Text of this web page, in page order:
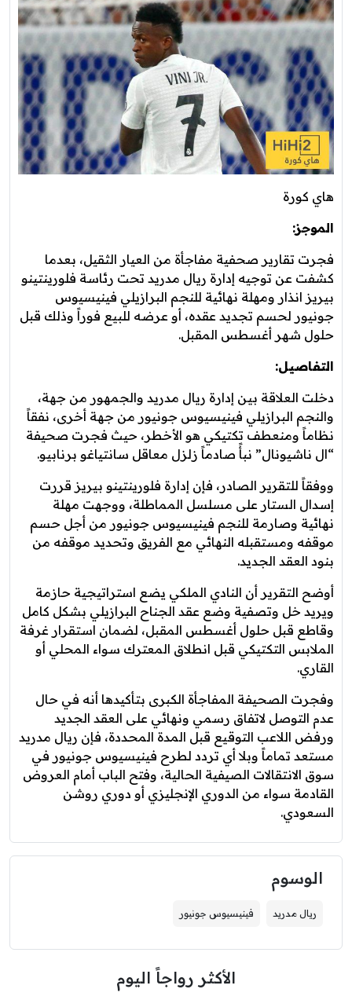
هاي كورة
الموجز:
فجرت تقارير صحفية مفاجأة من العيار الثقيل، بعدما
كشفت عن توجيه إدارة ريال مدريد تحت رئاسة فلورينتينو
بيريز انذار ومهلة نهائية للنجم البرازيلي فينيسيوس
جونيور لحسم تجديد عقده، أو عرضه للبيع فوراً وذلك قبل
حلول شهر أغسطس المقبل.
التفاصيل:
دخلت العلاقة بين إدارة ريال مدريد والجمهور من جهة،
والنجم البرازيلي فينيسيوس جونيور من جهة أخرى، نفقاً
نظاماً ومنعطف تكتيكي هو الأخطر، حيث فجرت صحيفة
“ال ناشيونال” نبأً صادماً زلزل معاقل سانتياغو برنابيو.
ووفقاً للتقرير الصادر، فإن إدارة فلورينتينو بيريز قررت
إسدال الستار على مسلسل المماطلة، ووجهت مهلة
نهائية وصارمة للنجم فينيسيوس جونيور من أجل حسم
موقفه ومستقبله النهائي مع الفريق وتحديد موقفه من
بنود العقد الجديد.
أوضح التقرير أن النادي الملكي يضع استراتيجية حازمة
ويريد خل وتصفية وضع عقد الجناح البرازيلي بشكل كامل
وقاطع قبل حلول أغسطس المقبل، لضمان استقرار غرفة
الملابس التكتيكي قبل انطلاق المعترك سواء المحلي أو
القاري.
وفجرت الصحيفة المفاجأة الكبرى بتأكيدها أنه في حال
عدم التوصل لاتفاق رسمي ونهائي على العقد الجديد
ورفض اللاعب التوقيع قبل المدة المحددة، فإن ريال مدريد
مستعد تماماً وبلا أي تردد لطرح فينيسيوس جونيور في
سوق الانتقالات الصيفية الحالية، وفتح الباب أمام العروض
القادمة سواء من الدوري الإنجليزي أو دوري روشن
السعودي.
الوسوم
ريال مدريد فينيسيوس جونيور
الأكثر رواجاً اليوم